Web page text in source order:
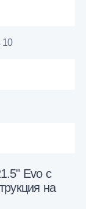
10
Evo c
на